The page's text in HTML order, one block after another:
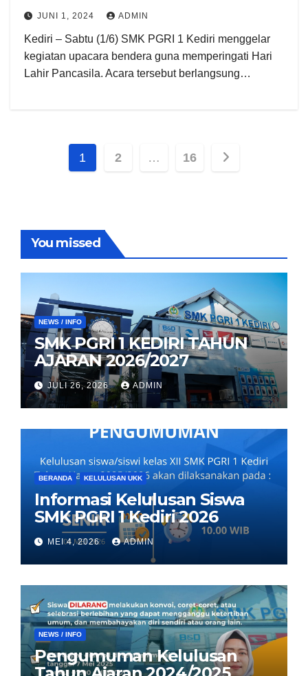
JUNI 1, 2024 ADMIN
Kediri – Sabtu (1/6) SMK PGRI 1 Kediri menggelar
kegiatan upacara bendera guna memperingati Hari
Lahir Pancasila. Acara tersebut berlangsung…
Paginasi
1 2 … 16
You missed
NEWS / INFO
SMK PGRI 1 KEDIRI TAHUN
AJARAN 2026/2027
JULI 26, 2026 ADMIN
BERANDA KELULUSAN UKK
Informasi Kelulusan Siswa
SMK PGRI 1 Kediri 2026
MEI 4, 2026 ADMIN
NEWS / INFO
Pengumuman Kelulusan